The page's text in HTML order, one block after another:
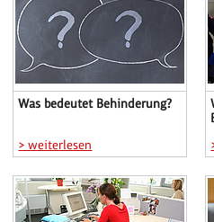
Was bedeutet Behinderung?
> weiterlesen